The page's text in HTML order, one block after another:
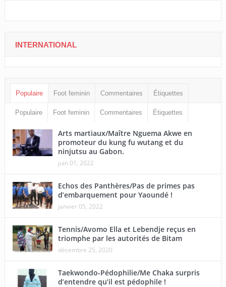
INTERNATIONAL
Populaire Foot feminin Commentaires Étiquettes
Populaire Foot feminin Commentaires Étiquettes
Arts martiaux/Maître Nguema Akwe en
promoteur du kung fu wutang et du
ninjutsu au Gabon.
juin 01, 2022
Echos des Panthères/Pas de primes pas
d’embarquement pour Yaoundé !
janvier 05, 2022
Tennis/Avomo Ella et Lebendje reçus en
triomphe par les autorités de Bitam
décembre 25, 2020
Taekwondo-Pédophilie/Me Chaka surpris
d’entendre qu’il est pédophile !